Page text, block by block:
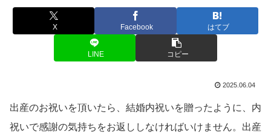
X Facebook はてブ
LINE コピー
2025.06.04
出産のお祝いを頂いたら、結婚内祝いを贈ったように、内
祝いで感謝の気持ちをお返ししなければいけません。出産